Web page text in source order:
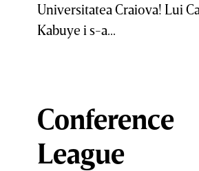
Universitatea Craiova! Lui
Kabuye i s-a...
Conference
League